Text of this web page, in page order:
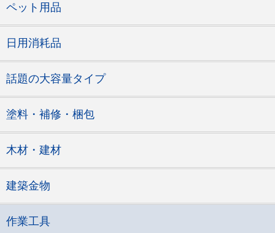
ペット用品
日用消耗品
話題の大容量タイプ
塗料・補修・梱包
木材・建材
建築金物
作業工具